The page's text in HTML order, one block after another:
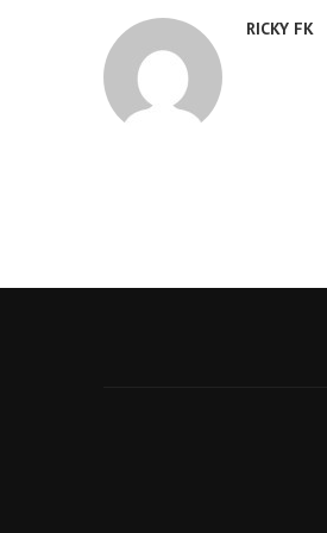
RICKY FK